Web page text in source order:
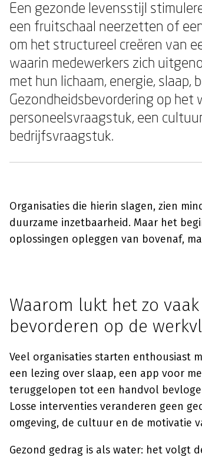
Een gezonde levensstijl
een fruitschaal neerzetten of
om het structureel creëren van
waarin medewerkers zich
met hun lichaam, energie,
Gezondheidsbevordering op het
personeelsvraagstuk, een
bedrijfsvraagstuk.
Organisaties die hierin slagen, zien
duurzame inzetbaarheid. Maar het
oplossingen opleggen van bovenaf,
Waarom lukt het zo
bevorderen op de
Veel organisaties starten enthousiast
een lezing over slaap, een app voor
teruggelopen tot een handvol
Losse interventies veranderen geen
omgeving, de cultuur en de motivatie
Gezond gedrag is als water: het volgt